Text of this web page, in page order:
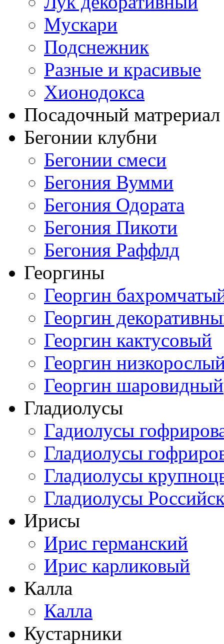
Мускари
Подснежник
Разные и красивые
Хионодокса
Посадочный матрериал
Бегонии клубни
Бегонии смеси
Бегония Вумми
Бегония Одората
Бегония Пикоти
Бегония Раффлд
Георгины
Георгин
Георгин
Георгин кактусовый
Георгин
Георгин шаровидный
Гладиолусы
Гадиолусы
Гладиолусы
Гладиолусы
Гладиолусы
Ирисы
Ирис германский
Ирис карликовый
Калла
Калла
Кустарники